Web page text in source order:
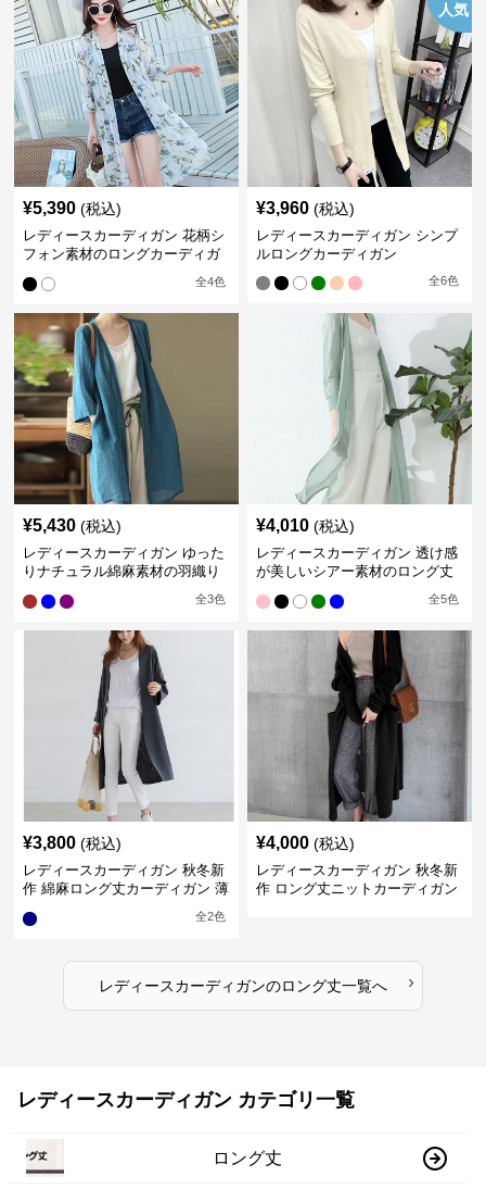
¥5,390 (税込)
レディースカーディガン 花柄シ
フォン素材のロングカーディガ
全4色
人気
¥3,960 (税込)
レディースカーディガン シンプ
ルロングカーディガン
全6色
¥5,430 (税込)
レディースカーディガン ゆった
りナチュラル綿麻素材の羽織り
全3色
¥4,010 (税込)
レディースカーディガン 透け感
が美しいシアー素材のロング丈
全5色
¥3,800 (税込)
レディースカーディガン 秋冬新
作 綿麻ロング丈カーディガン 薄
全2色
¥4,000 (税込)
レディースカーディガン 秋冬新
作 ロング丈ニットカーディガン
レディースカーディガンのロング丈一覧へ ›
レディースカーディガン カテゴリ一覧
ロング丈